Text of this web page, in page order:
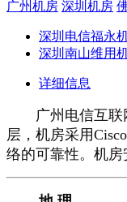
广州机房 深圳机房
深圳电信福永
深圳南山维用
详细信息
广州电信互联网
层，机房采用
络的可靠性。机房